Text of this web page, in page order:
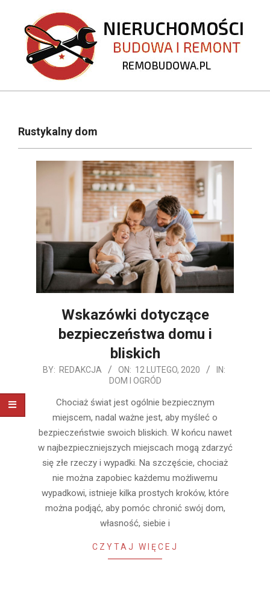
content
REMOBUDOWA.PL
NavigationRustykalny dom
Wskazówki dotyczące
bezpieczeństwa domu i
bliskich
2020-
BY: REDAKCJA ON: 12 LUTEGO, 2020
IN:
DOM I OGRÓD
Chociaż świat jest ogólnie bezpiecznym
miejscem, nadal ważne jest, aby myśleć o
bezpieczeństwie swoich bliskich. W końcu nawet
w najbezpieczniejszych miejscach mogą zdarzyć
się złe rzeczy i wypadki. Na szczęście, chociaż
nie można zapobiec każdemu możliwemu
wypadkowi, istnieje kilka prostych kroków, które
można podjąć, aby pomóc chronić swój dom,
własność, siebie i
CZYTAJ WIĘCEJ